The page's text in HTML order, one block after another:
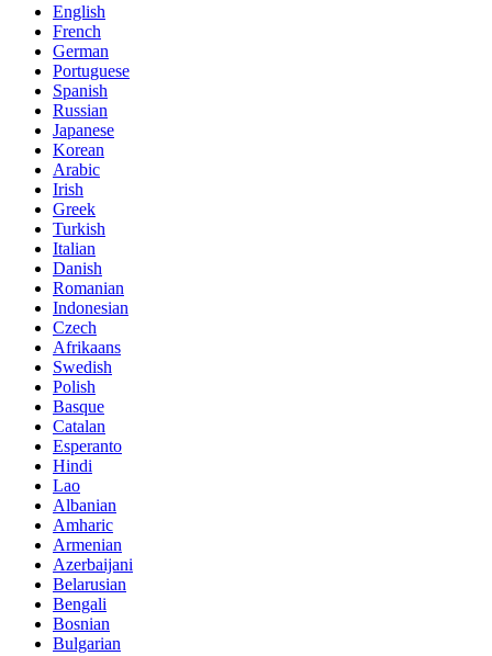
English
French
German
Portuguese
Spanish
Russian
Japanese
Korean
Arabic
Irish
Greek
Turkish
Italian
Danish
Romanian
Indonesian
Czech
Afrikaans
Swedish
Polish
Basque
Catalan
Esperanto
Hindi
Lao
Albanian
Amharic
Armenian
Azerbaijani
Belarusian
Bengali
Bosnian
Bulgarian